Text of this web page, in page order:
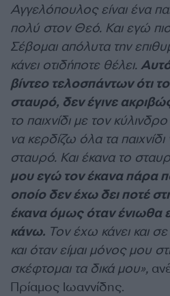
Αγγελόπουλος είναι ένα
πολύ στον Θεό. Και εγώ
Σέβομαι απόλυτα την
κάνει οτιδήποτε θέλει.
βίντεο τελοσπάντων ότι
σταυρό, δεν έγινε
το παιχνίδι με τον κύλινδρο
να κερδίζω όλα τα
σταυρό. Και έκανα το
μου εγώ τον έκανα πάρα
οποίο δεν έχω δει ποτέ
έκανα όμως όταν ένιωθα
κάνω. Τον έχω κάνει και
και όταν είμαι μόνος μου
σκέφτομαι τα δικά μου»,
Πρίαμος Ιωαννίδης.